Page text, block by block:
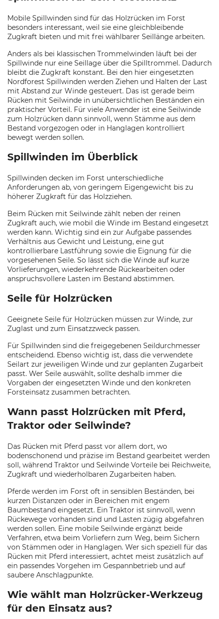
Mobile Spillwinden sind für das Holzrücken im Forst
besonders interessant, weil sie eine gleichbleibende
Zugkraft bieten und mit frei wählbarer Seillänge arbeiten.
Anders als bei klassischen Trommelwinden läuft bei der
Spillwinde nur eine Seillage über die Spilltrommel. Dadurch
bleibt die Zugkraft konstant. Bei den hier eingesetzten
Nordforest Spillwinden werden Ziehen und Halten der Last
mit Abstand zur Winde gesteuert. Das ist gerade beim
Rücken mit Seilwinde in unübersichtlichen Beständen ein
praktischer Vorteil. Für viele Anwender ist eine Seilwinde
zum Holzrücken dann sinnvoll, wenn Stämme aus dem
Bestand vorgezogen oder in Hanglagen kontrolliert
bewegt werden sollen.
Spillwinden im Überblick
Spillwinden decken im Forst unterschiedliche
Anforderungen ab, von geringem Eigengewicht bis zu
höherer Zugkraft für das Holzziehen.
Beim Rücken mit Seilwinde zählt neben der reinen
Zugkraft auch, wie mobil die Winde im Bestand eingesetzt
werden kann. Wichtig sind ein zur Aufgabe passendes
Verhältnis aus Gewicht und Leistung, eine gut
kontrollierbare Lastführung sowie die Eignung für die
vorgesehenen Seile. So lässt sich die Winde auf kurze
Vorlieferungen, wiederkehrende Rückearbeiten oder
anspruchsvollere Lasten im Bestand abstimmen.
Seile für Holzrücken
Geeignete Seile für Holzrücken müssen zur Winde, zur
Zuglast und zum Einsatzzweck passen.
Für Spillwinden sind die freigegebenen Seildurchmesser
entscheidend. Ebenso wichtig ist, dass die verwendete
Seilart zur jeweiligen Winde und zur geplanten Zugarbeit
passt. Wer Seile auswählt, sollte deshalb immer die
Vorgaben der eingesetzten Winde und den konkreten
Forsteinsatz zusammen betrachten.
Wann passt Holzrücken mit Pferd,
Traktor oder Seilwinde?
Das Rücken mit Pferd passt vor allem dort, wo
bodenschonend und präzise im Bestand gearbeitet werden
soll, während Traktor und Seilwinde Vorteile bei Reichweite,
Zugkraft und wiederholbaren Zugarbeiten haben.
Pferde werden im Forst oft in sensiblen Beständen, bei
kurzen Distanzen oder in Bereichen mit engem
Baumbestand eingesetzt. Ein Traktor ist sinnvoll, wenn
Rückewege vorhanden sind und Lasten zügig abgefahren
werden sollen. Eine mobile Seilwinde ergänzt beide
Verfahren, etwa beim Vorliefern zum Weg, beim Sichern
von Stämmen oder in Hanglagen. Wer sich speziell für das
Rücken mit Pferd interessiert, achtet meist zusätzlich auf
ein passendes Vorgehen im Gespannbetrieb und auf
saubere Anschlagpunkte.
Wie wählt man Holzrücker-Werkzeug
für den Einsatz aus?